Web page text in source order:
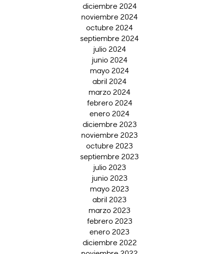
diciembre 2024
noviembre 2024
octubre 2024
septiembre 2024
julio 2024
junio 2024
mayo 2024
abril 2024
marzo 2024
febrero 2024
enero 2024
diciembre 2023
noviembre 2023
octubre 2023
septiembre 2023
julio 2023
junio 2023
mayo 2023
abril 2023
marzo 2023
febrero 2023
enero 2023
diciembre 2022